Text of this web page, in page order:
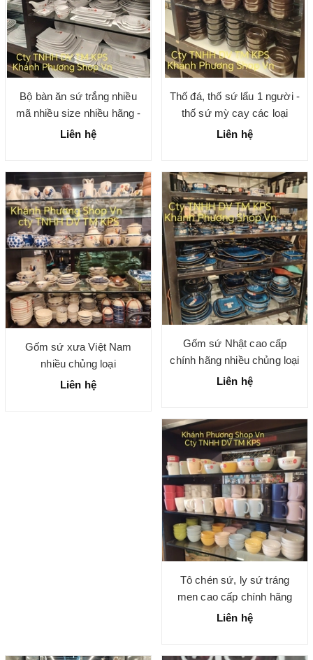
Bộ bàn ăn sứ trắng nhiều
mã nhiều size nhiều hãng -
gốm sứ chính hãng cao cấp
Liên hệ
Thố đá, thố sứ lẩu 1 người -
thố sứ mỳ cay các loại
Liên hệ
Gốm sứ xưa Việt Nam
nhiều chủng loại
Liên hệ
Gốm sứ Nhật cao cấp
chính hãng nhiều chủng loại
Liên hệ
Tô chén sứ, ly sứ tráng
men cao cấp chính hãng
Liên hệ